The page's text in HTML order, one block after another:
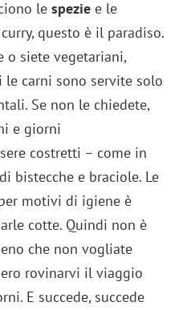
lespezie e le
questo è il paradiso.
o siete vegetariani,
le carni sono servite solo
Se non le chiedete,
e giorni
costretti – come in
bistecche e braciole. Le
motivi di igiene è
cotte. Quindi non è
che non vogliate
rovinarvi il viaggio
E succede, succede